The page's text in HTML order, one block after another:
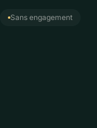
Sans engagement